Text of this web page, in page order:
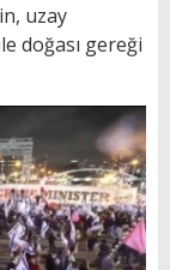
uzay
doğası gereği